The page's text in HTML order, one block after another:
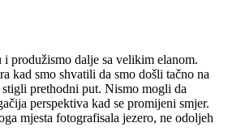
i produžismo dalje sa velikim elanom.
kad smo shvatili da smo došli tačno na
prethodni put. Nismo mogli da
perspektiva kad se promijeni smjer.
mjesta fotografisala jezero, ne odoljeh